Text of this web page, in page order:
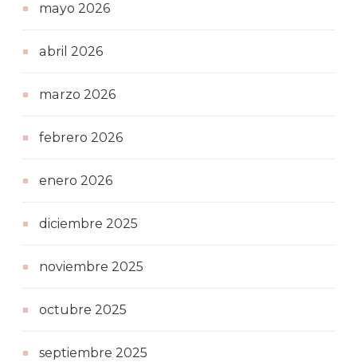
mayo 2026
abril 2026
marzo 2026
febrero 2026
enero 2026
diciembre 2025
noviembre 2025
octubre 2025
septiembre 2025